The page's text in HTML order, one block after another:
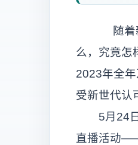
随着新世
么，究竟怎
2023年全
受新世代认
5月24日
直播活动